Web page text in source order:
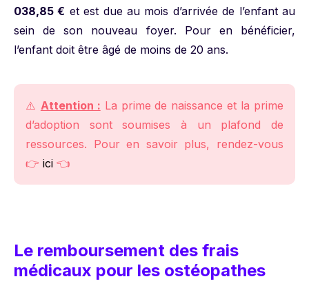
038,85 € et est due au mois d’arrivée de l’enfant au
sein de son nouveau foyer. Pour en bénéficier,
l’enfant doit être âgé de moins de 20 ans.
⚠️ Attention : La prime de naissance et la prime
d’adoption sont soumises à un plafond de
ressources. Pour en savoir plus, rendez-vous
👉 ici 👈
Le remboursement des frais
médicaux pour les ostéopathes